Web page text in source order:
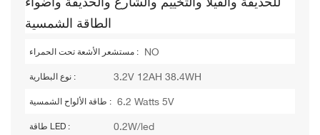
الطاقة الشمسية
مستشعر الأشعة تحت الحمراء : NO
نوع البطارية : 3.2V 12AH 38.4WH
طاقة الألواح الشمسية : 6.2 Watts 5V
طاقة LED : 0.2W/led